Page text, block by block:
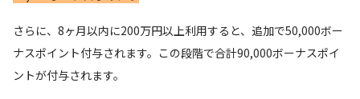
さらに、8ヶ月以内に200万円以上利用すると、追加で50,000ボー
ナスポイント付与されます。この段階で合計90,000ボーナスポイ
ントが付与されます。